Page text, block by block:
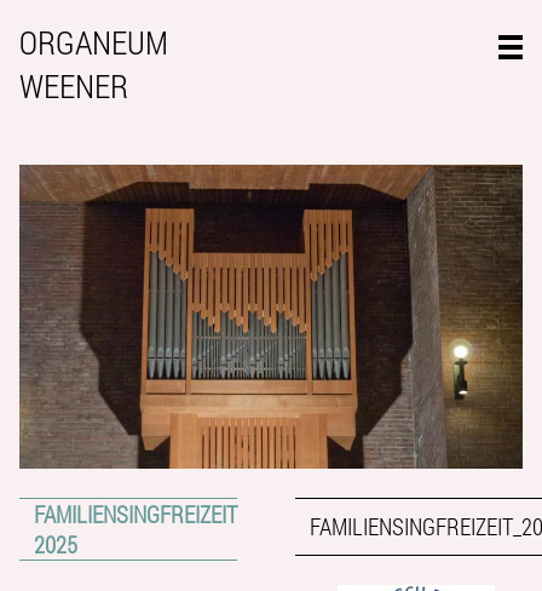
ORGANEUM
WEENER
FAMILIENSINGFREIZEIT
2025